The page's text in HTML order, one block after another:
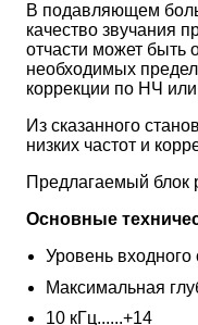
В подавляющем
качество звучания
отчасти может быть
необходимых
коррекции по НЧ
Из сказанного
низких частот и
Предлагаемый блок
Основные
Уровень входного
Максимальная
10 кГц......+14